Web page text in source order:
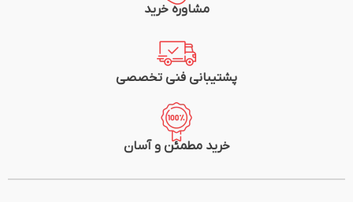
مشاوره خرید
پشتیبانی فنی تخصصی
خرید مطمئن و آسان